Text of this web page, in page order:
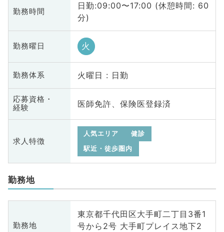
勤務時間
日勤:09:00〜17:00 (休憩時間: 60
分)
勤務曜日 火
勤務体系 火曜日 : 日勤
応募資格・
経験
医師免許、保険医登録済
求人特徴
人気エリア
健診
駅近・徒歩圏内
勤務地
勤務地
東京都千代田区大手町二丁目3番1
号から2号 大手町プレイス地下2